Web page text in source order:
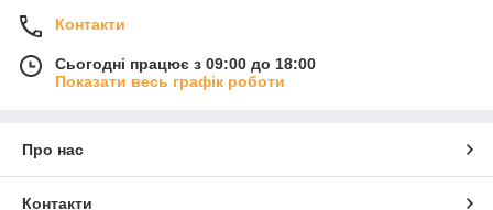
Контакти
Сьогодні працює з 09:00 до 18:00
Показати весь графік роботи
Про нас
Контакти